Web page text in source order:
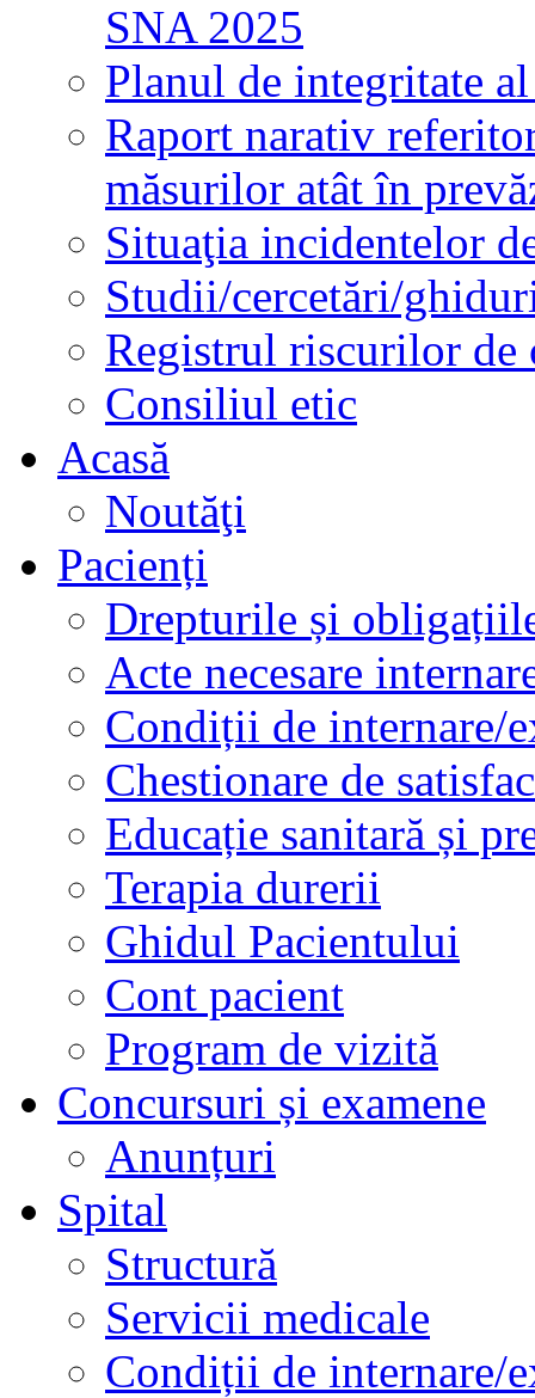
SNA 2025
Planul de integritate
Raport narativ
măsurilor atât în
Situaţia incidentelor
Studii/cercetări/
Registrul riscurilor de
Consiliul etic
Acasă
Noutăţi
Pacienți
Drepturile și
Acte necesare
Condiții de internare/
Chestionare de
Educație sanitară și
Terapia durerii
Ghidul Pacientului
Cont pacient
Program de vizită
Concursuri și examene
Anunțuri
Spital
Structură
Servicii medicale
Condiții de internare/